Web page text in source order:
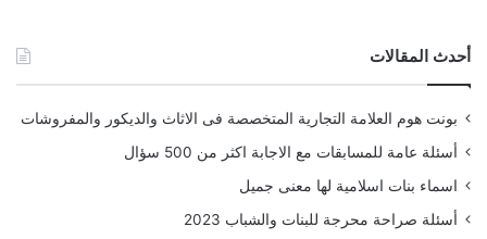
أحدث المقالات
بونت هوم العلامة التجارية المتخصصة فى الاثاث والديكور والمفروشات
أسئلة عامة للمسابقات مع الاجابة اكثر من 500 سؤال
اسماء بنات اسلامية لها معنى جميل
أسئلة صراحة محرجة للبنات والشباب 2023